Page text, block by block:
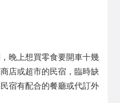
晚上想買零食要開車十幾
店或超市的民宿，臨時缺
宿有配合的餐廳或代訂外